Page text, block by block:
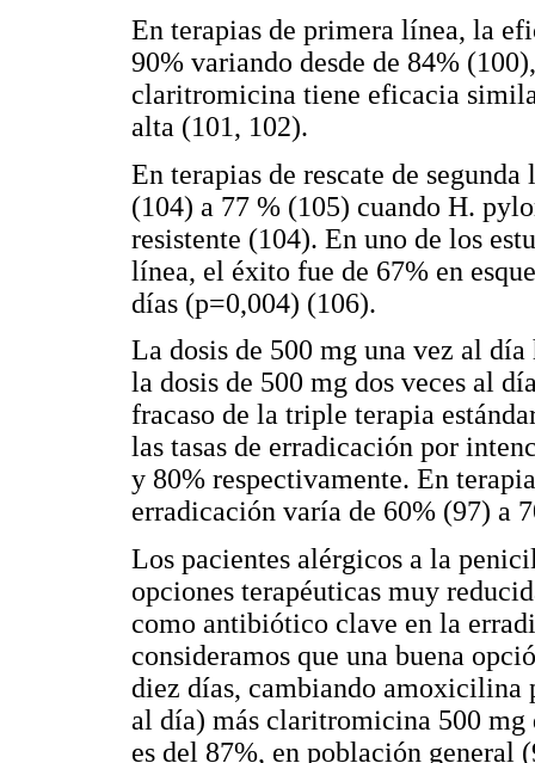
En terapias de primera línea, la
90% variando desde de 84%
claritromicina tiene eficacia
alta (101, 102).
En terapias de rescate de
(104) a 77 % (105) cuando H.
resistente (104). En uno de los
línea, el éxito fue de 67% en
días (p=0,004) (106).
La dosis de 500 mg una vez al
la dosis de 500 mg dos veces al
fracaso de la triple terapia
las tasas de erradicación por
y 80% respectivamente. En
erradicación varía de 60% (97) a
Los pacientes alérgicos a la
opciones terapéuticas muy
como antibiótico clave en la
consideramos que una buena
diez días, cambiando amoxicilina
al día) más claritromicina 500 mg
es del 87%, en población